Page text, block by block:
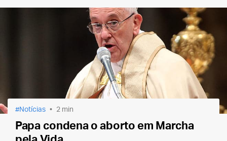
Notícias 2 min
Papa condena o aborto em Marcha